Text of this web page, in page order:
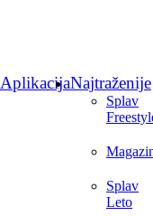
AplikacijaNajtraženije
Splav
Splav
Leto